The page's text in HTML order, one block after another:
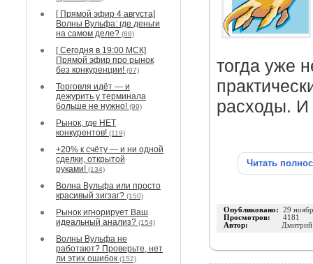
[ Прямой эфир 4 августа]
Волны Вульфа: где деньги
на самом деле? (88)
[ Сегодня в 19:00 МСК]
Прямой эфир про рынок
без конкуренции! (97)
Торговля идёт — и
дежурить у терминала
больше не нужно! (99)
Рынок, где НЕТ
конкурентов! (119)
+20% к счёту — и ни одной
сделки, открытой
руками! (134)
Волна Вульфа или просто
красивый зигзаг? (150)
Рынок игнорирует Ваш
идеальный анализ? (154)
Волны Вульфа не
работают? Проверьте, нет
ли этих ошибок (152)
тогда уже
расходы. И
Читать
Опубликовано: 29
Просмотров: 4181
Автор: Дмитрий